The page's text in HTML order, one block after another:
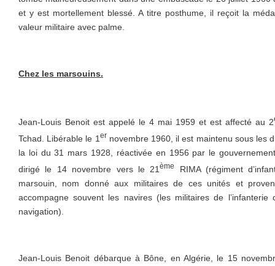
et y est mortellement blessé. A titre posthume, il reçoit la
valeur militaire avec palme.
Chez les marsouins.
Jean-Louis Benoit est appelé le 4 mai 1959 et est affecté au 2
Tchad. Libérable le 1 er novembre 1960, il est maintenu sous les
la loi du 31 mars 1928, réactivée en 1956 par le
dirigé le 14 novembre vers le 21ème
RIMA (régiment
marsouin, nom donné aux militaires de ces unités et
accompagne souvent les navires (les militaires de
navigation).
Jean-Louis Benoit débarque à Bône, en Algérie, le 15